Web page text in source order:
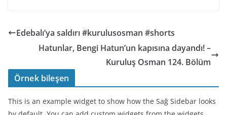
Edebalı’ya saldırı #kurulusosman #shorts
Hatunlar, Bengi Hatun’un kapısına dayandı! –
Kuruluş Osman 124. Bölüm
Örnek bileşen
This is an example widget to show how the Sağ Sidebar looks